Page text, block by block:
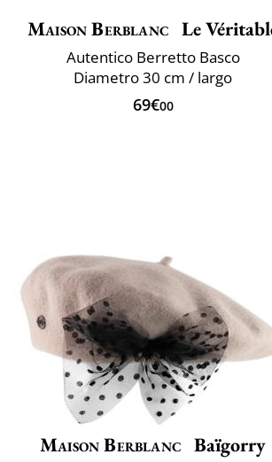
Maison Berblanc Le
Autentico Berretto Basco
Diametro 30 cm / largo
69€00
Maison Berblanc Baïgorry